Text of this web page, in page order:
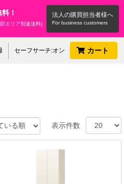
法人の購買担当者様へ
！
エリア別途送料)
セーフサーチ:オン カート
表示件数